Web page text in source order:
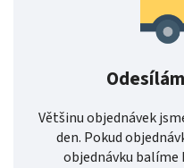
Většinu objednávek
den. Pokud
objednávku balíme